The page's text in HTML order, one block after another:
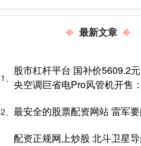
最新文章
1、
股市杠杆平台 国补价5609.2
央空调巨省电Pro风管机开售
2、 最安全的股票配资网站 雷军要
配资正规网上炒股 北斗卫星